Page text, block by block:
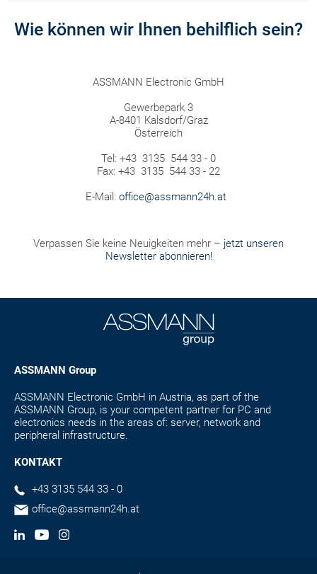
Wie können wir Ihnen behilflich sein?
ASSMANN Electronic GmbH
Gewerbepark 3
A-8401 Kalsdorf/Graz
Österreich
Tel: +43 3135 544 33 - 0
Fax: +43 3135 544 33 - 22
E-Mail: office@assmann24h.at
Verpassen Sie keine Neuigkeiten mehr – jetzt unseren
Newsletter abonnieren!
ASSMANN Group
ASSMANN Electronic GmbH in Austria, as part of the
ASSMANN Group, is your competent partner for PC and
electronics needs in the areas of: server, network and
peripheral infrastructure.
KONTAKT
+43 3135 544 33 - 0
office@assmann24h.at